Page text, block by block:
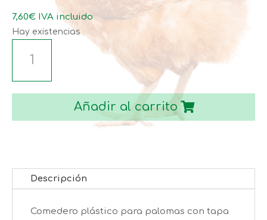
hasta
9,65€
7,60€ IVA incluido
Hay existencias
Añadir al carrito
Descripción
Comedero plástico para palomas con tapa